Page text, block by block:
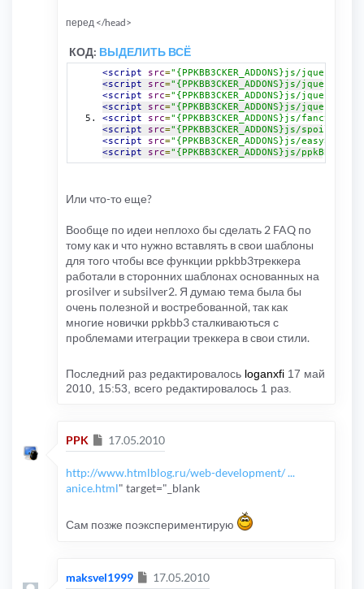
перед </head>
КОД: ВЫДЕЛИТЬ ВСЁ
<script src="{PPKBB3CKER_ADDONS}js/jquery-
<script
src="{PPKBB3CKER_ADDONS}js/
<script
src="{PPKBB3CKER_ADDONS}js/
<script
src="{PPKBB3CKER_ADDONS}js/
<script
src="{PPKBB3CKER_ADDONS}js/
<script
src="{PPKBB3CKER_ADDONS}js/spoiler.js"
<script
src="{PPKBB3CKER_ADDONS}js/
<script
src="{PPKBB3CKER_ADDONS}js/
Или что-то еще?
Вообще по идеи неплохо бы сделать 2 FAQ по
тому как и что нужно вставлять в свои шаблоны
для того чтобы все функции ppkbb3треккера
работали в сторонних шаблонах основанных на
prosilver и subsilver2. Я думаю тема была бы
очень полезной и востребованной, так как
многие новички ppkbb3 сталкиваються с
проблемами итеграции треккера в свои стили.
Последний раз редактировалось loganxfi 17 май
2010, 15:53, всего редактировалось 1 раз.
PPK Сообщение
17.05.2010
http://www.htmlblog.ru/web-development/ ...
anice.html" target="_blank
Сам позже поэкспериментирую
maksvel1999 Сообщение
17.05.2010